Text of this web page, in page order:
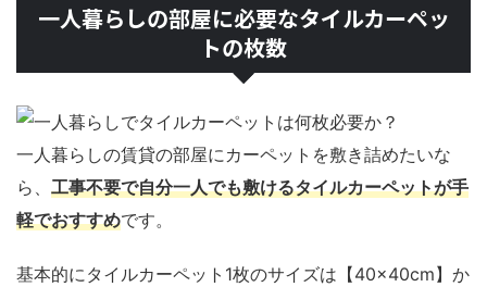
一人暮らしの部屋に必要なタイルカーペッ
トの枚数
一人暮らしの賃貸の部屋にカーペットを敷き詰めたいな
ら、 工事不要で自分一人でも敷けるタイルカーペットが手
軽でおすすめです。
基本的にタイルカーペット1枚のサイズは【40×40cm】か